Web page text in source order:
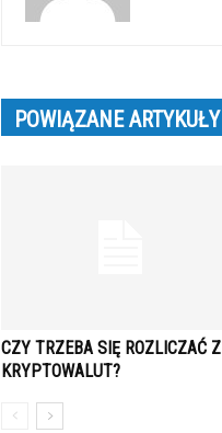
POWIĄZANE ARTYKUŁY
CZY TRZEBA SIĘ ROZLICZAĆ Z
KRYPTOWALUT?